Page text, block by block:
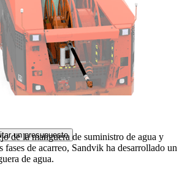
un presupuesto
de la manguera de suministro de agua y
fases de acarreo, Sandvik ha desarrollado un
de agua.